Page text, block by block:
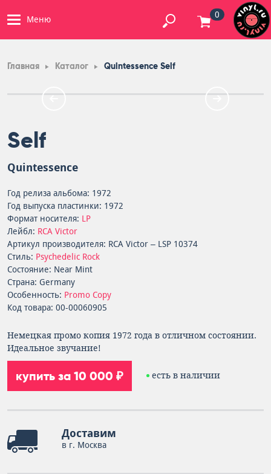
Меню 0
Главная Каталог Quintessence Self
Self
Quintessence
Год релиза альбома: 1972
Год выпуска пластинки: 1972
Формат носителя: LP
Лейбл: RCA Victor
Артикул производителя: RCA Victor – LSP 10374
Стиль: Psychedelic Rock
Состояние: Near Mint
Страна: Germany
Особенность: Promo Copy
Код товара: 00-00060905
Немецкая промо копия 1972 года в отличном состоянии.
Идеальное звучание!
купить за 10 000 ₽ есть в наличии
Доставим
в г. Москва